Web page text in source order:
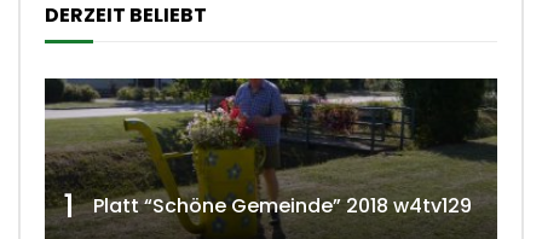
DERZEIT BELIEBT
1 Platt “Schöne Gemeinde” 2018 w4tv129